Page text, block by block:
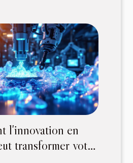
l'innovation en
transformer votre